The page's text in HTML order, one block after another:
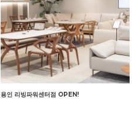
용인 리빙파워센터점 OPEN!